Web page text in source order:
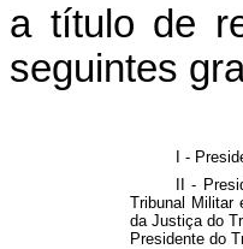
a título de
seguintes
I -
II -
Tribunal Militar
da Justiça do
Presidente do